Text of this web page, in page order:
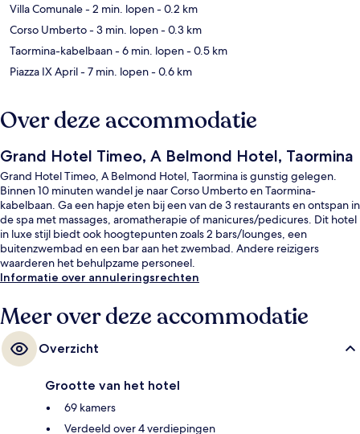
Villa Comunale- 2 min. lopen- 0.2 km
Corso Umberto- 3 min. lopen- 0.3 km
Taormina-kabelbaan- 6 min. lopen- 0.5 km
Piazza IX April- 7 min. lopen- 0.6 km
Over deze accommodatie
Grand Hotel Timeo, A Belmond Hotel, Taormina
Grand Hotel Timeo, A Belmond Hotel, Taormina is gunstig gelegen.
Binnen 10 minuten wandel je naar Corso Umberto en Taormina-
kabelbaan. Ga een hapje eten bij een van de 3 restaurants en ontspan in
de spa met massages, aromatherapie of manicures/pedicures. Dit hotel
in luxe stijl biedt ook hoogtepunten zoals 2 bars/lounges, een
buitenzwembad en een bar aan het zwembad. Andere reizigers
waarderen het behulpzame personeel.
Informatie over annuleringsrechten
Meer over deze accommodatie
Overzicht
Grootte van het hotel
69 kamers
Verdeeld over 4 verdiepingen